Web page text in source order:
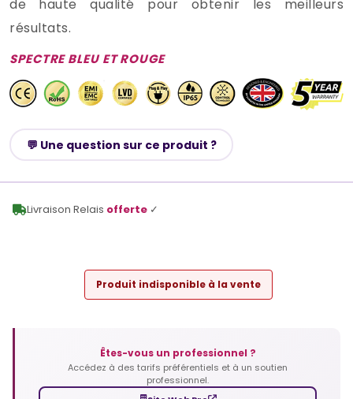
de haute qualité pour obtenir les meilleurs
résultats.
SPECTRE BLEU ET ROUGE
💬 Une question sur ce produit ?
Livraison Relais offerte ✓
Produit indisponible à la vente
Êtes-vous un professionnel ?
Accédez à des tarifs préférentiels et à un soutien
professionnel.